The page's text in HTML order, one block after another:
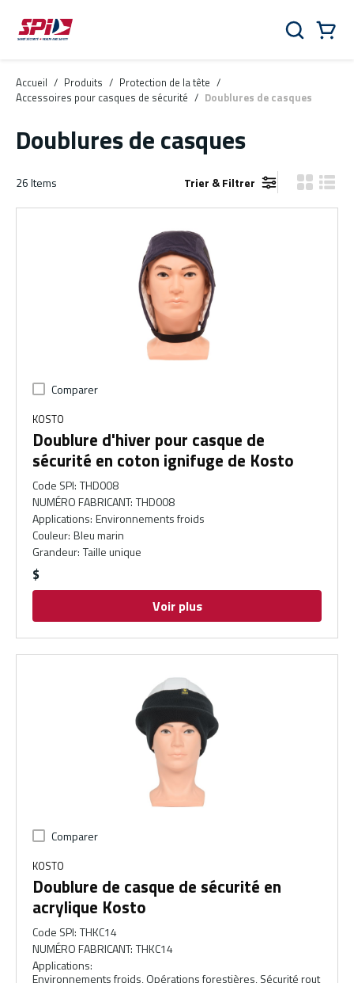
Aller au contenu principal
Skip to menu
Skip to footer
Rechercher
Accueil / Produits / Protection de la tête /
Accessoires pour casques de sécurité / Doublures de casques
Doublures de casques
26Items Trier & Filtrer Vue grille
Vue
Comparer
KOSTO
Doublure d'hiver pour casque de
sécurité en coton ignifuge de Kosto
Code SPI: THD008
NUMÉRO FABRICANT: THD008
Applications: Environnements froids
Couleur: Bleu marin
Grandeur: Taille unique
$
Voir plus
Comparer
KOSTO
Doublure de casque de sécurité en
acrylique Kosto
Code SPI: THKC14
NUMÉRO FABRICANT: THKC14
Applications:
Environnements froids, Opérations forestières, Sécurité rout